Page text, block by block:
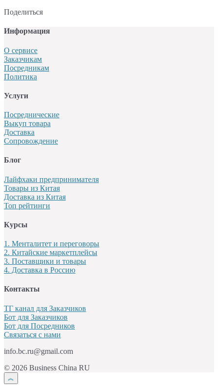
Поделиться
Информация
О сервисе
Заказчикам
Посредникам
Политика
Услуги
Посреднические
Выкуп товара
Доставка
Сопровождение
Блог
Лайфхаки предпринимателя
Товары из Китая
Доставка из Китая
Топ рейтинги
Курсы
1. Менталитет и переговоры
2. Китайские маркетплейсы
3. Поставщики и товары
4. Доставка в Россию
Контакты
ТГ канал для Заказчиков
Бот для Заказчиков
Бот для Посредников
Связаться с нами
info.bc.ru@gmail.com
© 2026 Business China RU